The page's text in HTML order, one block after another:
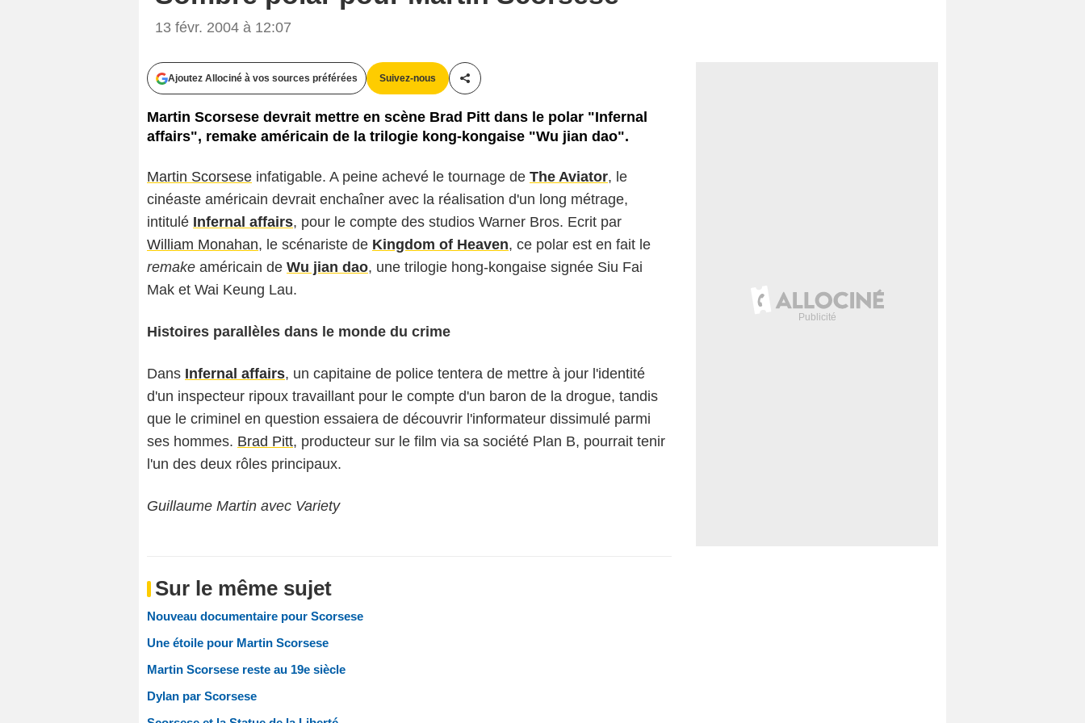
13 févr. 2004 à 12:07
Ajoutez Allociné à vos sources préférées Suivez-nous
Partager cet article
Martin Scorsese devrait mettre en scène Brad Pitt dans le polar "Infernal
affairs", remake américain de la trilogie kong-kongaise "Wu jian dao".
Martin Scorsese infatigable. A peine achevé le tournage de The Aviator, le
cinéaste américain devrait enchaîner avec la réalisation d'un long métrage,
intitulé Infernal affairs, pour le compte des studios Warner Bros. Ecrit par
William Monahan, le scénariste de Kingdom of Heaven, ce polar est en fait le
remake américain de Wu jian dao, une trilogie hong-kongaise signée Siu Fai
Mak et Wai Keung Lau.
Histoires parallèles dans le monde du crime
Dans Infernal affairs, un capitaine de police tentera de mettre à jour l'identité
d'un inspecteur ripoux travaillant pour le compte d'un baron de la drogue, tandis
que le criminel en question essaiera de découvrir l'informateur dissimulé parmi
ses hommes. Brad Pitt, producteur sur le film via sa société Plan B, pourrait tenir
l'un des deux rôles principaux.
Guillaume Martin avec Variety
Sur le même sujet
Nouveau documentaire pour Scorsese
Une étoile pour Martin Scorsese
Martin Scorsese reste au 19e siècle
Dylan par Scorsese